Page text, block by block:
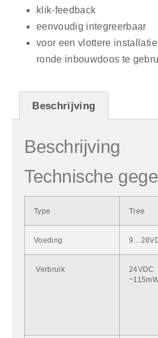
klik-feedback
eenvoudig integreerbaar
voor een vlottere
ronde inbouwdoos te
Beschrijving
Beschrijving
Technische
Type Tree
Voeding
Verbruik
24VDC